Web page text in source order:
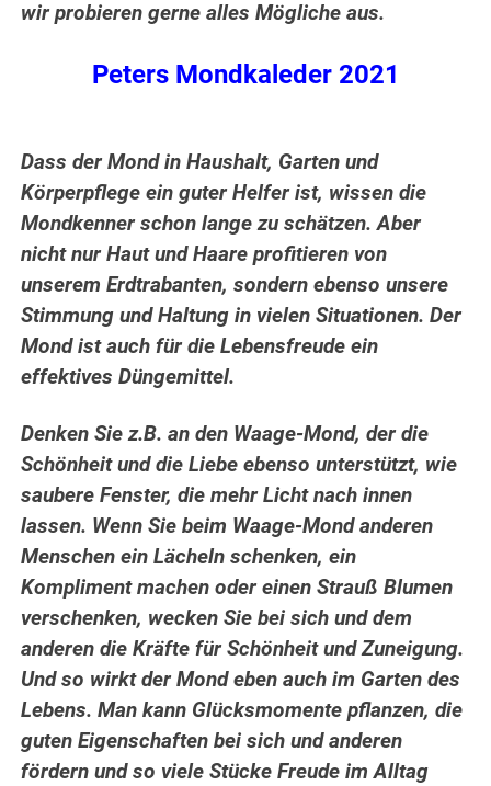
wir probieren gerne alles Mögliche aus.
Peters Mondkaleder 2021
Dass der Mond in Haushalt, Garten und
Körperpflege ein guter Helfer ist, wissen die
Mondkenner schon lange zu schätzen. Aber
nicht nur Haut und Haare profitieren von
unserem Erdtrabanten, sondern ebenso unsere
Stimmung und Haltung in vielen Situationen. Der
Mond ist auch für die Lebensfreude ein
effektives Düngemittel.
Denken Sie z.B. an den Waage-Mond, der die
Schönheit und die Liebe ebenso unterstützt, wie
saubere Fenster, die mehr Licht nach innen
lassen. Wenn Sie beim Waage-Mond anderen
Menschen ein Lächeln schenken, ein
Kompliment machen oder einen Strauß Blumen
verschenken, wecken Sie bei sich und dem
anderen die Kräfte für Schönheit und Zuneigung.
Und so wirkt der Mond eben auch im Garten des
Lebens. Man kann Glücksmomente pflanzen, die
guten Eigenschaften bei sich und anderen
fördern und so viele Stücke Freude im Alltag